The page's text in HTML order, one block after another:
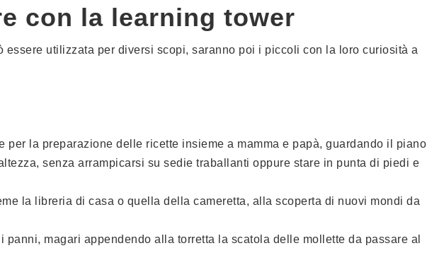
con la learning tower
essere utilizzata per diversi scopi, saranno poi i piccoli con la loro curiosità a
per la preparazione delle ricette insieme a mamma e papà, guardando il piano
senza arrampicarsi su sedie traballanti oppure stare in punta di piedi e
la libreria di casa o quella della cameretta, alla scoperta di nuovi mondi da
panni, magari appendendo alla torretta la scatola delle mollette da passare al